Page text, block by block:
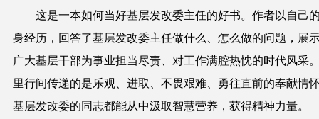
这是一本如何当好基层发改委主任的好书。作者以自己
身经历，回答了基层发改委主任做什么、怎么做的问题，展
广大基层干部为事业担当尽责、对工作满腔热忱的时代风采
里行间传递的是乐观、进取、不畏艰难、勇往直前的奉献情
基层发改委的同志都能从中汲取智慧营养，获得精神力量。